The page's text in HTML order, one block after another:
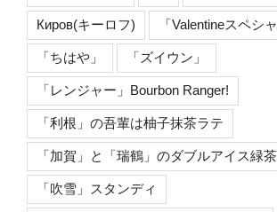
Киров(キーロフ) 「Valentineスペシ
「ちはや」 「ズイウン」
「レンジャー」Bourbon Ranger!
「利根」の吾輩は柚子抹茶ラテ
「加賀」と「瑞鶴」のダブルアイス緑茶
「吹雪」スタンディ